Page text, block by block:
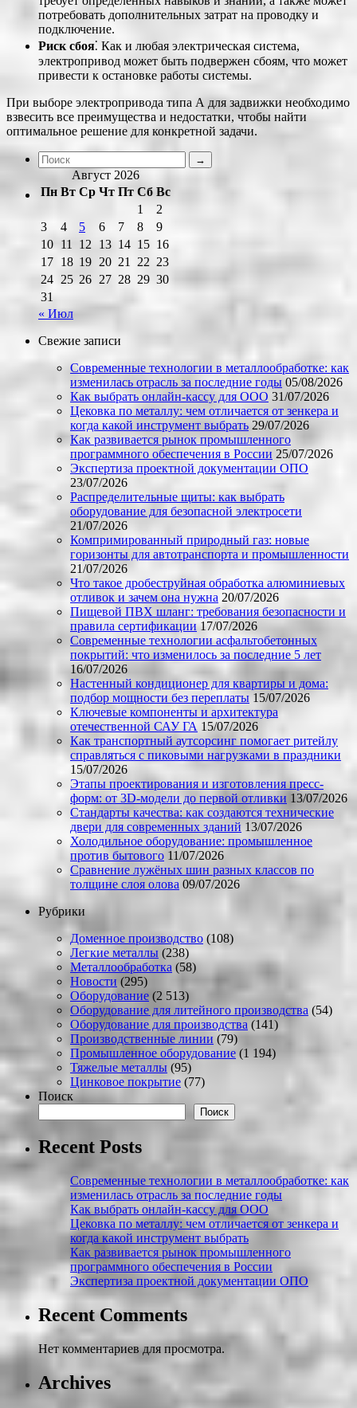
потребовать дополнительных затрат на проводку и
подключение.
Риск сбоя⁚ Как и любая электрическая система,
электропривод может быть подвержен сбоям, что может
привести к остановке работы системы.
При выборе электропривода типа А для задвижки необходимо
взвесить все преимущества и недостатки, чтобы найти
оптимальное решение для конкретной задачи.
Август 2026
Пн Вт Ср Чт Пт Сб Вс
1
2
3
4 5 6 7 8
9
10 11 12 13 14 15 16
17 18 19 20 21 22 23
24 25 26 27 28 29 30
31
« Июл
Свежие записи
Современные технологии в металлообработке: как
изменилась отрасль за последние годы 05/08/2026
Как выбрать онлайн-кассу для ООО 31/07/2026
Цековка по металлу: чем отличается от зенкера и
когда какой инструмент выбрать 29/07/2026
Как развивается рынок промышленного
программного обеспечения в России 25/07/2026
Экспертиза проектной документации ОПО
23/07/2026
Распределительные щиты: как выбрать
оборудование для безопасной электросети
21/07/2026
Компримированный природный газ: новые
горизонты для автотранспорта и промышленности
21/07/2026
Что такое дробеструйная обработка алюминиевых
отливок и зачем она нужна 20/07/2026
Пищевой ПВХ шланг: требования безопасности и
правила сертификации 17/07/2026
Современные технологии асфальтобетонных
покрытий: что изменилось за последние 5 лет
16/07/2026
Настенный кондиционер для квартиры и дома:
подбор мощности без переплаты 15/07/2026
Ключевые компоненты и архитектура
отечественной САУ ГА 15/07/2026
Как транспортный аутсорсинг помогает ритейлу
справляться с пиковыми нагрузками в праздники
15/07/2026
Этапы проектирования и изготовления пресс-
форм: от 3D-модели до первой отливки 13/07/2026
Стандарты качества: как создаются технические
двери для современных зданий 13/07/2026
Холодильное оборудование: промышленное
против бытового 11/07/2026
Сравнение лужёных шин разных классов по
толщине слоя олова 09/07/2026
Рубрики
Доменное производство (108)
Легкие металлы (238)
Металлообработка (58)
Новости (295)
Оборудование (2 513)
Оборудование для литейного производства (54)
Оборудование для производства (141)
Производственные линии (79)
Промышленное оборудование (1 194)
Тяжелые металлы (95)
Цинковое покрытие (77)
Поиск
Поиск
Recent Posts
Современные технологии в металлообработке: как
изменилась отрасль за последние годы
Как выбрать онлайн-кассу для ООО
Цековка по металлу: чем отличается от зенкера и
когда какой инструмент выбрать
Как развивается рынок промышленного
программного обеспечения в России
Экспертиза проектной документации ОПО
Recent Comments
Нет комментариев для просмотра.
Archives